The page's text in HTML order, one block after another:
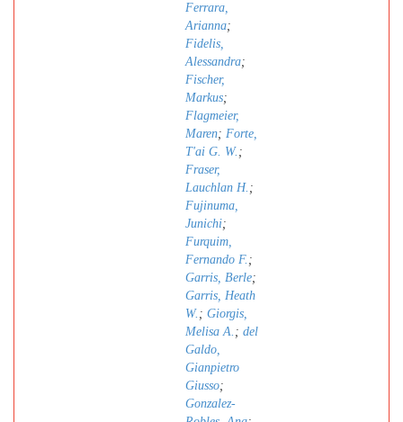
Ferrara,
Arianna;
Fidelis,
Alessandra;
Fischer,
Markus;
Flagmeier,
Maren; Forte,
T'ai G. W. ;
Fraser,
Lauchlan H. ;
Fujinuma,
Junichi;
Furquim,
Fernando F. ;
Garris, Berle;
Garris, Heath
W. ; Giorgis,
Melisa A. ; del
Galdo,
Gianpietro
Giusso;
Gonzalez-